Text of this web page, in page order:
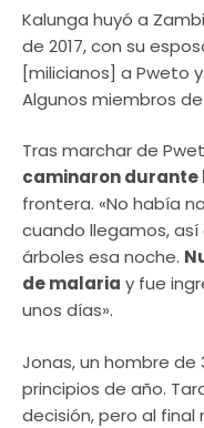
Kalunga huyó a
de 2017, con su
[milicianos] a Pweto y
Algunos miembros
Tras marchar de
caminaron durante
frontera. «No había
cuando llegamos,
árboles esa noche.
de malaria y fue
unos días».
Jonas, un hombre
principios de año.
decisión, pero al final